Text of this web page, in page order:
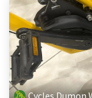
Cycles Dumon